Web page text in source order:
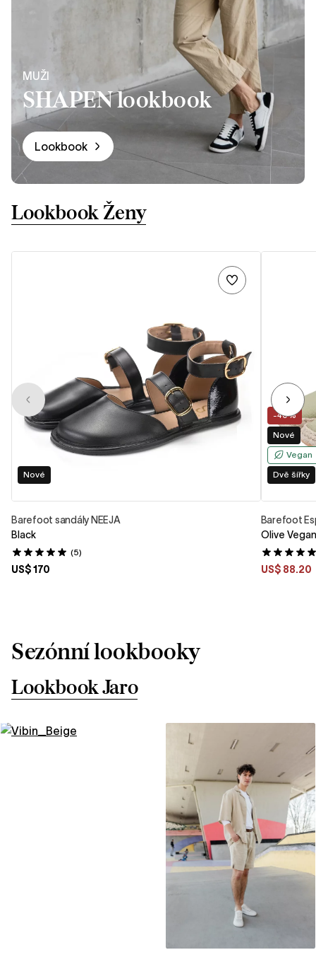
MUŽI
SHAPEN lookbook
Lookbook
Lookbook Ženy
Nové
Barefoot sandály NEEJA
Black
(5)
US$ 170
-40%
Nové
Vegan
Dvě šířky
Barefoot
Olive Vegan
US$ 88.20
Sezónní lookbooky
Lookbook Jaro